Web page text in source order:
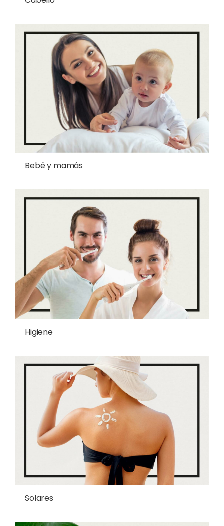
Bebé y mamás
Higiene
Solares